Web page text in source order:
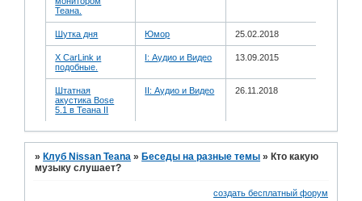
Теана.
Шутка дня Юмор 25.02.2018
X CarLink и
подобные.
I: Аудио и Bидео 13.09.2015
Штатная
акустика Bose
5.1 в Теана II
II: Аудио и Bидео 26.11.2018
» Клуб Nissan Teana » Беседы на разные темы » Кто какую
музыку слушает?
создать бесплатный форум